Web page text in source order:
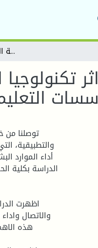
اثر تكنولوجيا المعلومات والاتصال في تنمية اداء المورد البشري داخل مؤسسات التعليم العالي دراسة ميدانية بكلية الحقوق – جامعة المسيلة -
اثر
توصلنا من
والتطبيقية،
أداء الموارد
الدراسة بكلية
والاتصال
هذه